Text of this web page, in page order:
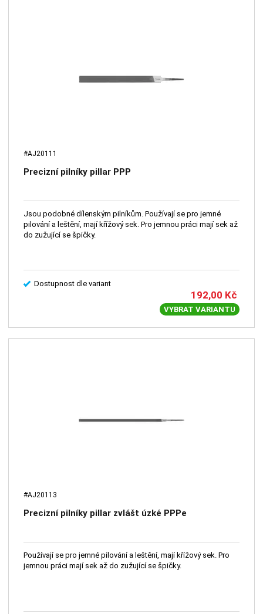
#AJ20111
Precizní pilníky pillar PPP
Jsou podobné dílenským pilníkům. Používají se pro jemné
pilování a leštění, mají křížový sek. Pro jemnou práci mají sek až
do zužující se špičky.
Dostupnost dle variant
192,00 Kč
VYBRAT VARIANTU
#AJ20113
Precizní pilníky pillar zvlášt úzké PPPe
Používají se pro jemné pilování a leštění, mají křížový sek. Pro
jemnou práci mají sek až do zužující se špičky.